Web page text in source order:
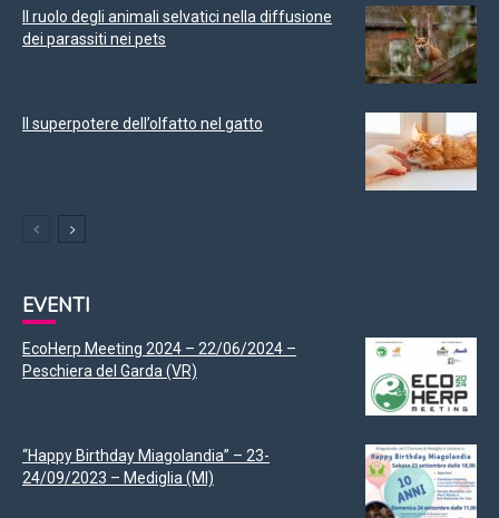
Il ruolo degli animali selvatici nella diffusione
dei parassiti nei pets
Il superpotere dell’olfatto nel gatto
EVENTI
EcoHerp Meeting 2024 – 22/06/2024 –
Peschiera del Garda (VR)
“Happy Birthday Miagolandia” – 23-
24/09/2023 – Mediglia (MI)